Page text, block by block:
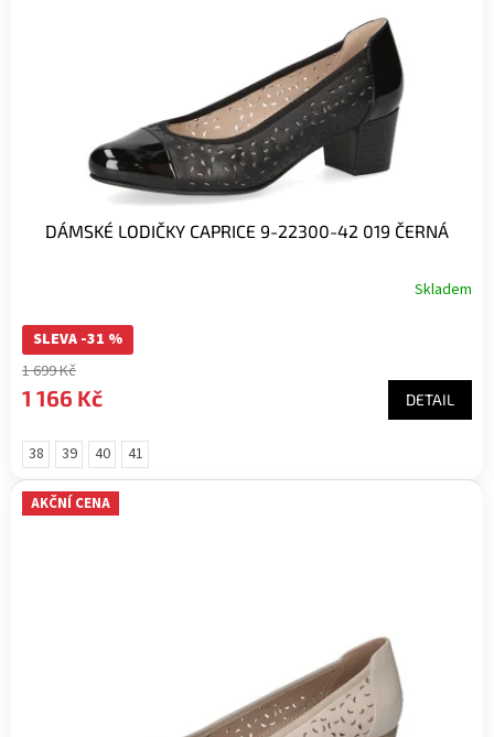
DÁMSKÉ LODIČKY CAPRICE 9-22300-42 019 ČERNÁ
Skladem
SLEVA -31 %
1 699 Kč
1 166 Kč DETAIL
38 39 40 41
AKČNÍ CENA